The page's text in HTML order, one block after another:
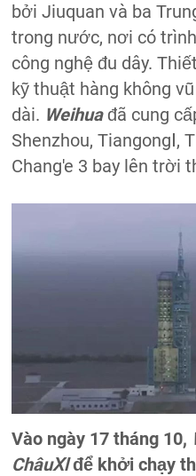
bởi Jiuquan và ba
trong nước, nơi có
công nghệ đu dây.
kỹ thuật hàng không
dài. Weihuađã cung
Shenzhou, TiangongⅠ,
Chang'e 3 bay lên trời
Vào ngày 17 tháng 10,
ChâuⅪ để khởi chạy